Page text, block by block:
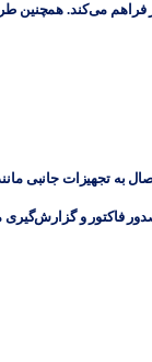
فراهم می‌کند. همچنین
به تجهیزات جانبی
فاکتور و گزارش‌گیری